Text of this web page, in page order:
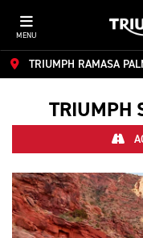
MENU
TRIUMPH RAMASA
TRIUMPH